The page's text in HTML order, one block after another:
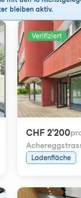
bleiben aktiv.
Verifiziert
CHF 2'200
Ladenfläche